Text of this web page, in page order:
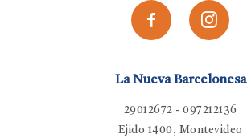
La Nueva Barcelonesa
29012672 - 097212136
Ejido 1400, Montevideo
 